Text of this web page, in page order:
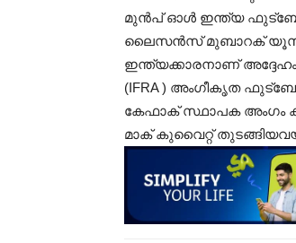
മുൻപ് ഓൾ ഇന്ത്യ
ലൈസൻസ് മുബാറക് യൂസുഫ്
ഇന്ത്യക്കാരനാണ്
(IFRA ) അംഗീകൃത
കേഫാക് സ്ഥാപക അംഗം
മാക് കുവൈറ്റ്